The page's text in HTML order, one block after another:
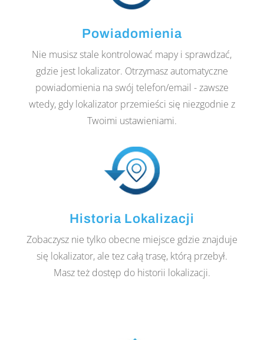
Powiadomienia
Nie musisz stale kontrolować mapy i sprawdzać,
gdzie jest lokalizator. Otrzymasz automatyczne
powiadomienia na swój telefon/email - zawsze
wtedy, gdy lokalizator przemieści się niezgodnie z
Twoimi ustawieniami.
Historia Lokalizacji
Zobaczysz nie tylko obecne miejsce gdzie znajduje
się lokalizator, ale tez całą trasę, którą przebył.
Masz też dostęp do historii lokalizacji.